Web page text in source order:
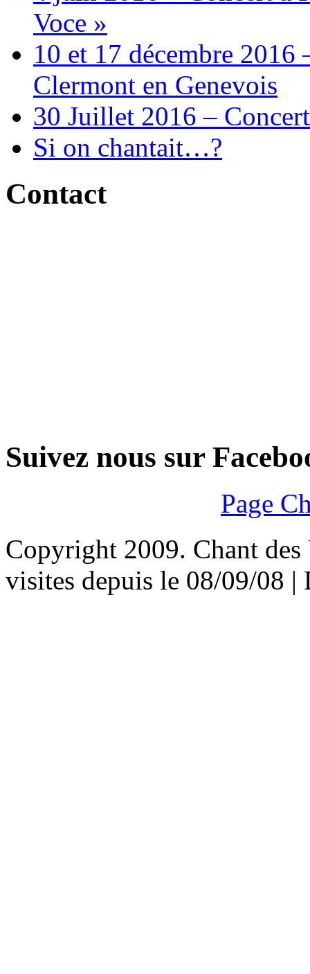
Voce »
10 et 17 décembre
Clermont en Genevois
30 Juillet 2016 –
Si on chantait…?
Contact
Suivez nous sur
Page
Copyright 2009. Chant des
visites depuis le 08/09/08